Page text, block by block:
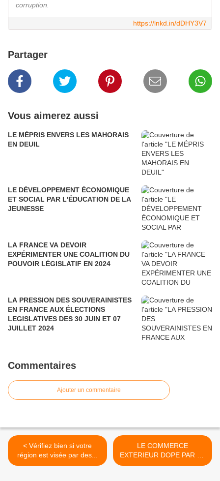
corruption.
https://lnkd.in/dDHY3V7
Partager
Vous aimerez aussi
LE MÉPRIS ENVERS LES MAHORAIS
EN DEUIL
LE DÉVELOPPEMENT ÉCONOMIQUE
ET SOCIAL PAR L'ÉDUCATION DE LA
JEUNESSE
LA FRANCE VA DEVOIR
EXPÉRIMENTER UNE COALITION DU
POUVOIR LÉGISLATIF EN 2024
LA PRESSION DES SOUVERAINISTES
EN FRANCE AUX ÉLECTIONS
LEGISLATIVES DES 30 JUIN ET 07
JUILLET 2024
Commentaires
Ajouter un commentaire
< Vérifiez bien si votre
région est visée par des...
LE COMMERCE
EXTERIEUR DOPE PAR LE
RAFALE.Le Qatar... >